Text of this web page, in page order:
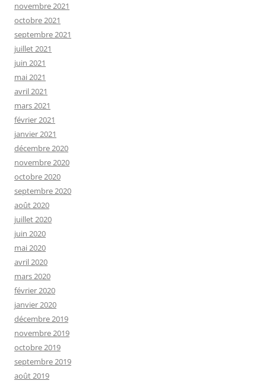
novembre 2021
octobre 2021
septembre 2021
juillet 2021
juin 2021
mai 2021
avril 2021
mars 2021
février 2021
janvier 2021
décembre 2020
novembre 2020
octobre 2020
septembre 2020
août 2020
juillet 2020
juin 2020
mai 2020
avril 2020
mars 2020
février 2020
janvier 2020
décembre 2019
novembre 2019
octobre 2019
septembre 2019
août 2019